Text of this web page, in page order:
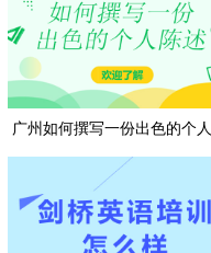
广州如何撰写一份出色的个